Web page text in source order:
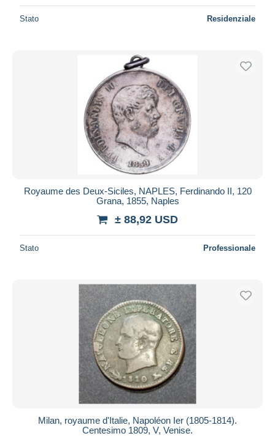
Stato Residenziale
Royaume des Deux-Siciles, NAPLES, Ferdinando II, 120
Grana, 1855, Naples
± 88,92 USD
Stato Professionale
Milan, royaume d'Italie, Napoléon Ier (1805-1814).
Centesimo 1809, V, Venise.